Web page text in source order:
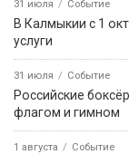
31 июля Событие
В Калмыкии с 1
услуги
31 июля Событие
Российские
флагом и гимном
1 августа Событие